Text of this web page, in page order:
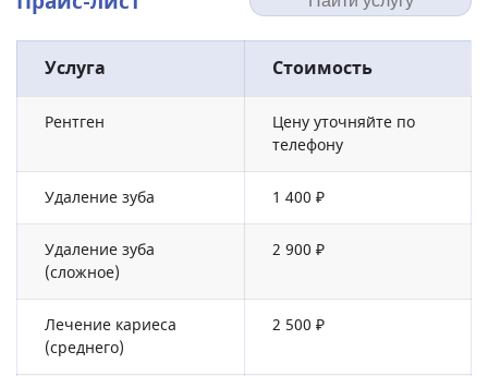
Услуга Стоимость
Рентген
Цену уточняйте по
телефону
Удаление зуба 1 400 ₽
Удаление зуба
(сложное)
2 900 ₽
Лечение кариеса
(среднего)
2 500 ₽